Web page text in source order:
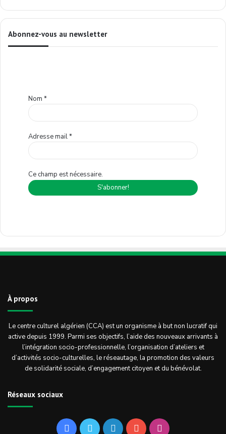
Abonnez-vous au newsletter
Nom *
Adresse mail*
Ce champ est nécessaire.
À propos
Le centre culturel algérien (CCA) est un organisme à but non lucratif qui
active depuis 1999. Parmi ses objectifs, l’aide des nouveaux arrivants à
l’intégration socio-professionnelle, l’organisation d’ateliers et
d’activités socio-culturelles, le réseautage, la promotion des valeurs
de solidarité sociale, d’engagement citoyen et du bénévolat.
Réseaux sociaux
FacebookTwitterLinkedinYouTubeInstagram